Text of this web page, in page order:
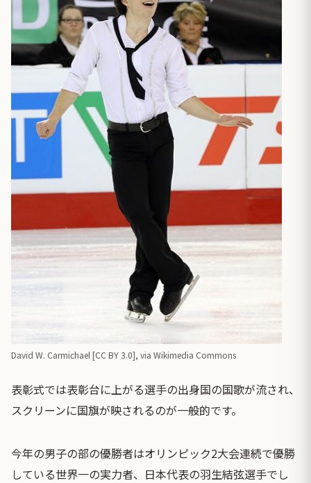
David W. Carmichael [CC BY 3.0], via Wikimedia Commons
表彰式では表彰台に上がる選手の出身国の国歌が流され、
スクリーンに国旗が映されるのが一般的です。
今年の男子の部の優勝者はオリンピック2大会連続で優勝
している世界一の実力者、日本代表の羽生結弦選手でし